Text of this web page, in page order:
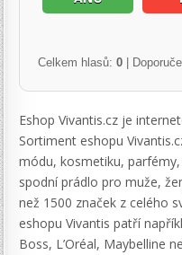
Celkem hlasů:0 |
Eshop Vivantis.cz je
Sortiment eshopu
módu, kosmetiku,
spodní prádlo pro muže,
než 1500 značek z celého
eshopu Vivantis patří
Boss, L’Oréal, Maybelline